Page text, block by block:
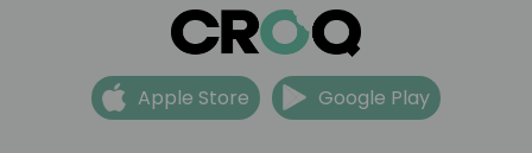
Apple Store Google Play